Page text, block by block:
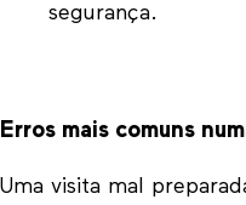
segurança.
Erros mais comuns
Uma visita mal